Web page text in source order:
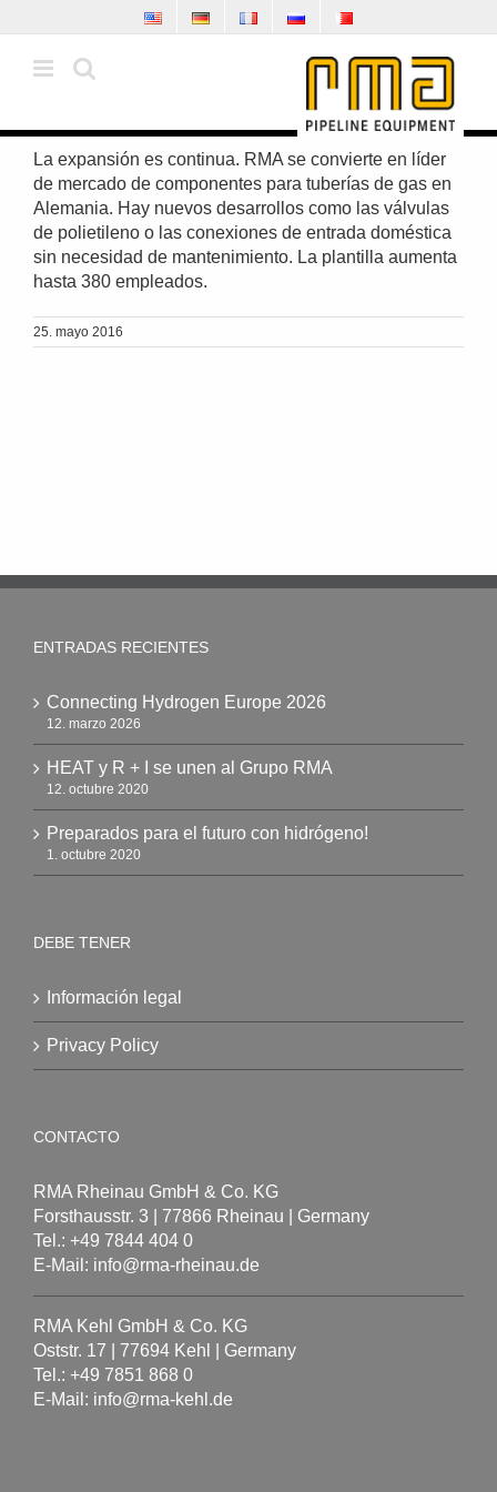
to
content
La expansión es continua. RMA se convierte en líder
de mercado de componentes para tuberías de gas en
Alemania. Hay nuevos desarrollos como las válvulas
de polietileno o las conexiones de entrada doméstica
sin necesidad de mantenimiento. La plantilla aumenta
hasta 380 empleados.
25. mayo 2016
ENTRADAS RECIENTES
Connecting Hydrogen Europe 2026
12. marzo 2026
HEAT y R + I se unen al Grupo RMA
12. octubre 2020
Preparados para el futuro con hidrógeno!
1. octubre 2020
DEBE TENER
Información legal
Privacy Policy
CONTACTO
RMA Rheinau GmbH & Co. KG
Forsthausstr. 3 | 77866 Rheinau | Germany
Tel.: +49 7844 404 0
E-Mail: info@rma-rheinau.de
RMA Kehl GmbH & Co. KG
Oststr. 17 | 77694 Kehl | Germany
Tel.: +49 7851 868 0
E-Mail: info@rma-kehl.de